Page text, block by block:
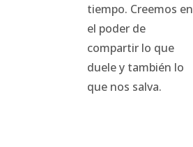
tiempo. Creemos en
el poder de
compartir lo que
duele y también lo
que nos salva.